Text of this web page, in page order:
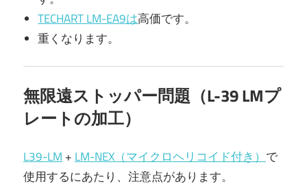
TECHART LM-EA9は高価です。
重くなります。
無限遠ストッパー問題（L-39 LMプ
レートの加工）
L39-LM + LM-NEX（マイクロヘリコイド付き） で
使用するにあたり、注意点があります。